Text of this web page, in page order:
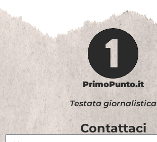
PrimoPunto.it
Testata giornalistica
Contattaci